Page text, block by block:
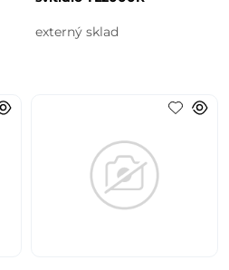
externý sklad